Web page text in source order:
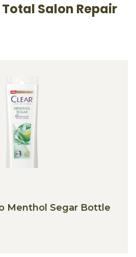
Total Salon Repair
Menthol Segar Bottle